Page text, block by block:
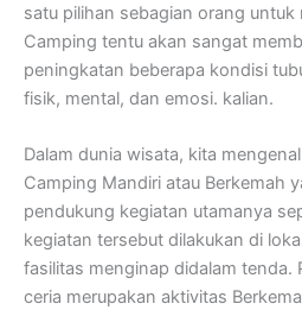
satu pilihan sebagian orang
Camping tentu akan sangat
peningkatan beberapa kondisi
fisik, mental, dan emosi. kalian.
Dalam dunia wisata, kita
Camping Mandiri atau Berkemah
pendukung kegiatan utamanya
kegiatan tersebut dilakukan di
fasilitas menginap didalam tenda.
ceria merupakan aktivitas